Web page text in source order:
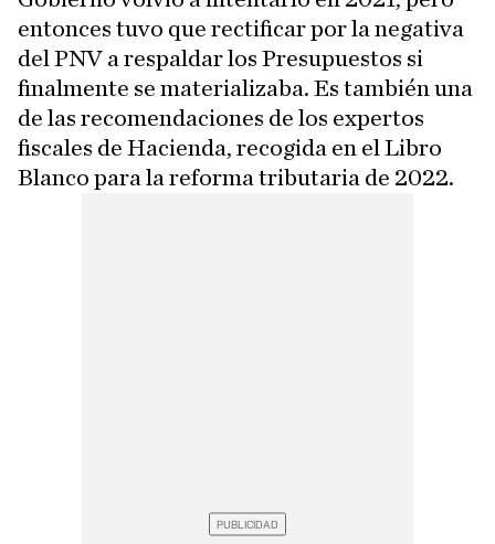
entonces tuvo que rectificar por la negativa
del PNV a respaldar los Presupuestos si
finalmente se materializaba. Es también una
de las recomendaciones de los expertos
fiscales de Hacienda, recogida en el Libro
Blanco para la reforma tributaria de 2022.